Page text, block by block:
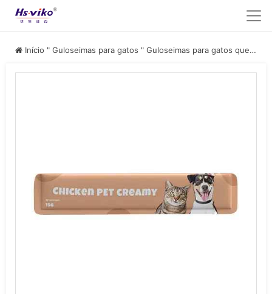
Início " Guloseimas para gatos " Guloseimas para gatos que podem ser lambidas